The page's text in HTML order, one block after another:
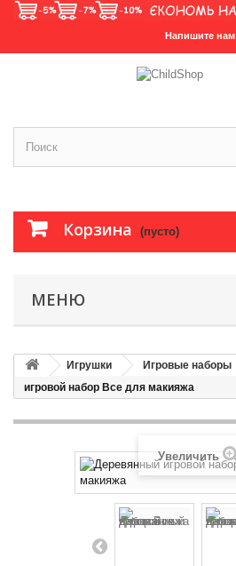
Напишите нам
Корзина (пусто)
МЕНЮ
Игрушки Игровые наборы
игровой набор Все для макияжа
Увеличить